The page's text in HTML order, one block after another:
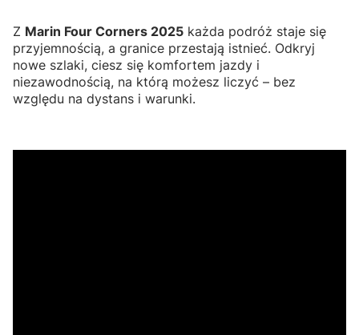
Z Marin Four Corners 2025 każda podróż staje się
przyjemnością, a granice przestają istnieć. Odkryj
nowe szlaki, ciesz się komfortem jazdy i
niezawodnością, na którą możesz liczyć – bez
względu na dystans i warunki.